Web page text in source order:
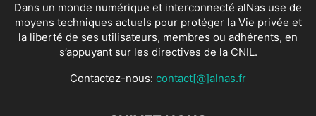
Dans un monde numérique et interconnecté alNas use de
moyens techniques actuels pour protéger la Vie privée et
la liberté de ses utilisateurs, membres ou adhérents, en
s’appuyant sur les directives de la CNIL.
Contactez-nous: contact[@]alnas.fr